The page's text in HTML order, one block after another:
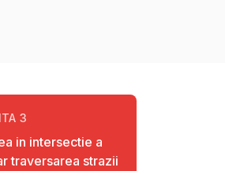
3
in intersectie a
traversarea strazii